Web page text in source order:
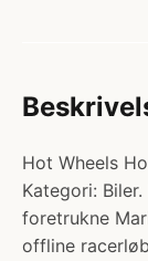
Hot Wheels
Kategori:
foretrukne
offline